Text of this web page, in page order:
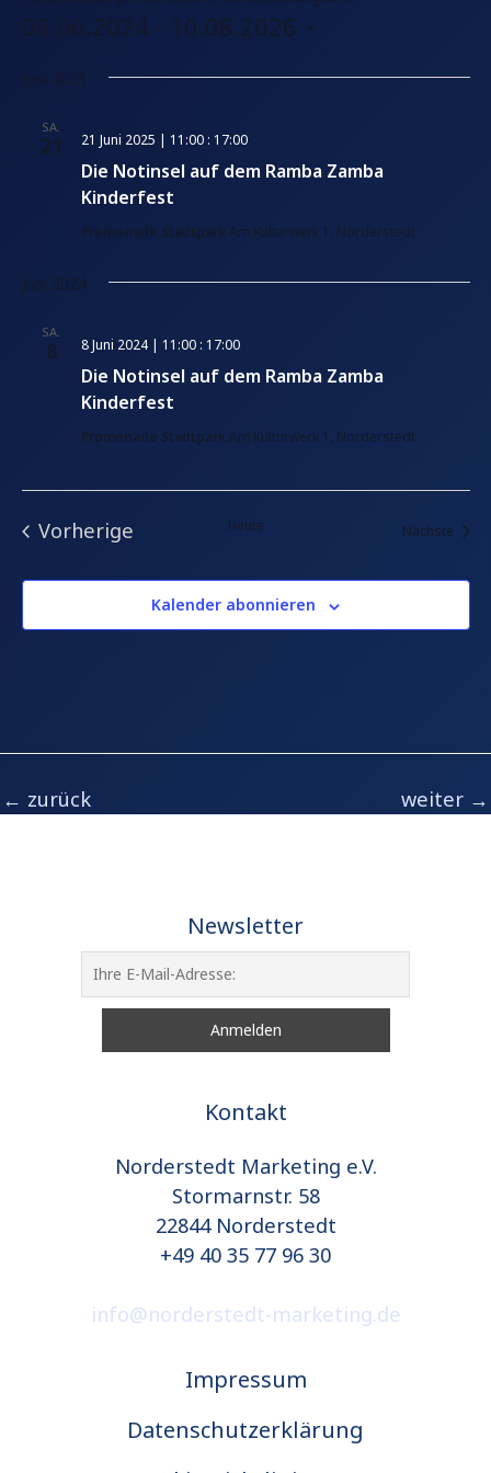
i
e
08.06.2024 - 10.08.2026
a
l
Juni 2025
SA.
21
Die Notinsel auf dem Ramba Zamba
Kinderfest
21 Juni 2025 | 11:00: 17:00
Promenade StadtparkAm Kulturwerk 1, Norderstedt
Juni 2024
SA.
8
Die Notinsel auf dem Ramba Zamba
Kinderfest
8 Juni 2024 | 11:00: 17:00
Promenade StadtparkAm Kulturwerk 1, Norderstedt
Vorherige
Heute Nächste
Kalender abonnieren
← zurück weiter →
Newsletter
Kontakt
Norderstedt Marketing e.V.
Stormarnstr. 58
22844 Norderstedt
+49 40 35 77 96 30
info@norderstedt-marketing.de
Impressum
Datenschutzerklärung